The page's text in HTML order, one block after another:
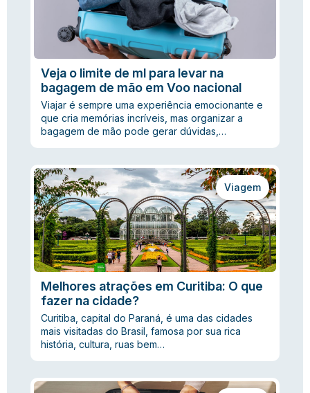
Veja o limite de ml para levar na
bagagem de mão em Voo nacional
Viajar é sempre uma experiência emocionante e
que cria memórias incríveis, mas organizar a
bagagem de mão pode gerar dúvidas,…
Viagem
Melhores atrações em Curitiba: O que
fazer na cidade?
Curitiba, capital do Paraná, é uma das cidades
mais visitadas do Brasil, famosa por sua rica
história, cultura, ruas bem…